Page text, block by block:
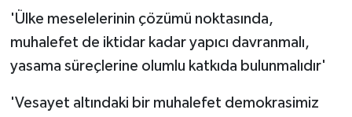
'Ülke meselelerinin çözümü noktasında,
muhalefet de iktidar kadar yapıcı davranmalı,
yasama süreçlerine olumlu katkıda bulunmalıdır'
'Vesayet altındaki bir muhalefet demokrasimiz